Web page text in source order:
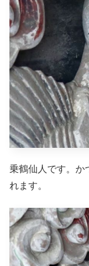
乗鶴仙人です。か
れます。